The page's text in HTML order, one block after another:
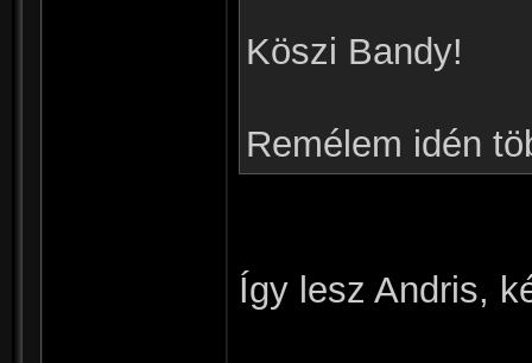
Köszi Bandy!
Remélem idén
Így lesz Andris,